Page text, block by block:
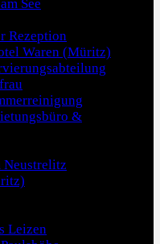
See
Rezeption
Waren (Müritz)
&
Neustrelitz
Leizen